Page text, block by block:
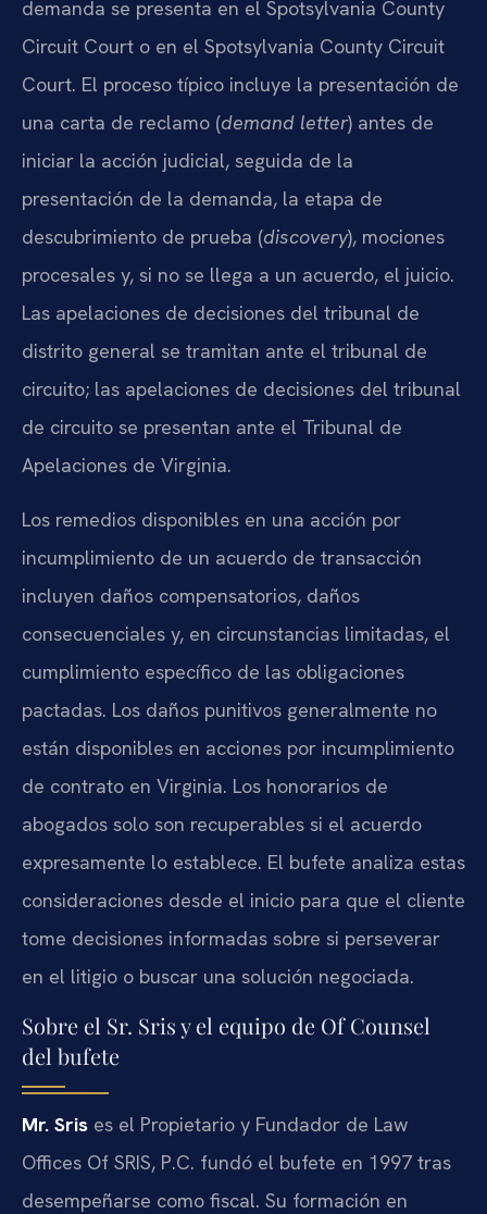
demanda se presenta en el Spotsylvania County
Circuit Court o en el Spotsylvania County Circuit
Court. El proceso típico incluye la presentación de
una carta de reclamo (demand letter) antes de
iniciar la acción judicial, seguida de la
presentación de la demanda, la etapa de
descubrimiento de prueba (discovery), mociones
procesales y, si no se llega a un acuerdo, el juicio.
Las apelaciones de decisiones del tribunal de
distrito general se tramitan ante el tribunal de
circuito; las apelaciones de decisiones del tribunal
de circuito se presentan ante el Tribunal de
Apelaciones de Virginia.
Los remedios disponibles en una acción por
incumplimiento de un acuerdo de transacción
incluyen daños compensatorios, daños
consecuenciales y, en circunstancias limitadas, el
cumplimiento específico de las obligaciones
pactadas. Los daños punitivos generalmente no
están disponibles en acciones por incumplimiento
de contrato en Virginia. Los honorarios de
abogados solo son recuperables si el acuerdo
expresamente lo establece. El bufete analiza estas
consideraciones desde el inicio para que el cliente
tome decisiones informadas sobre si perseverar
en el litigio o buscar una solución negociada.
Sobre el Sr. Sris y el equipo de Of Counsel
del bufete
Mr. Sris es el Propietario y Fundador de Law
Offices Of SRIS, P.C. fundó el bufete en 1997 tras
desempeñarse como fiscal. Su formación en